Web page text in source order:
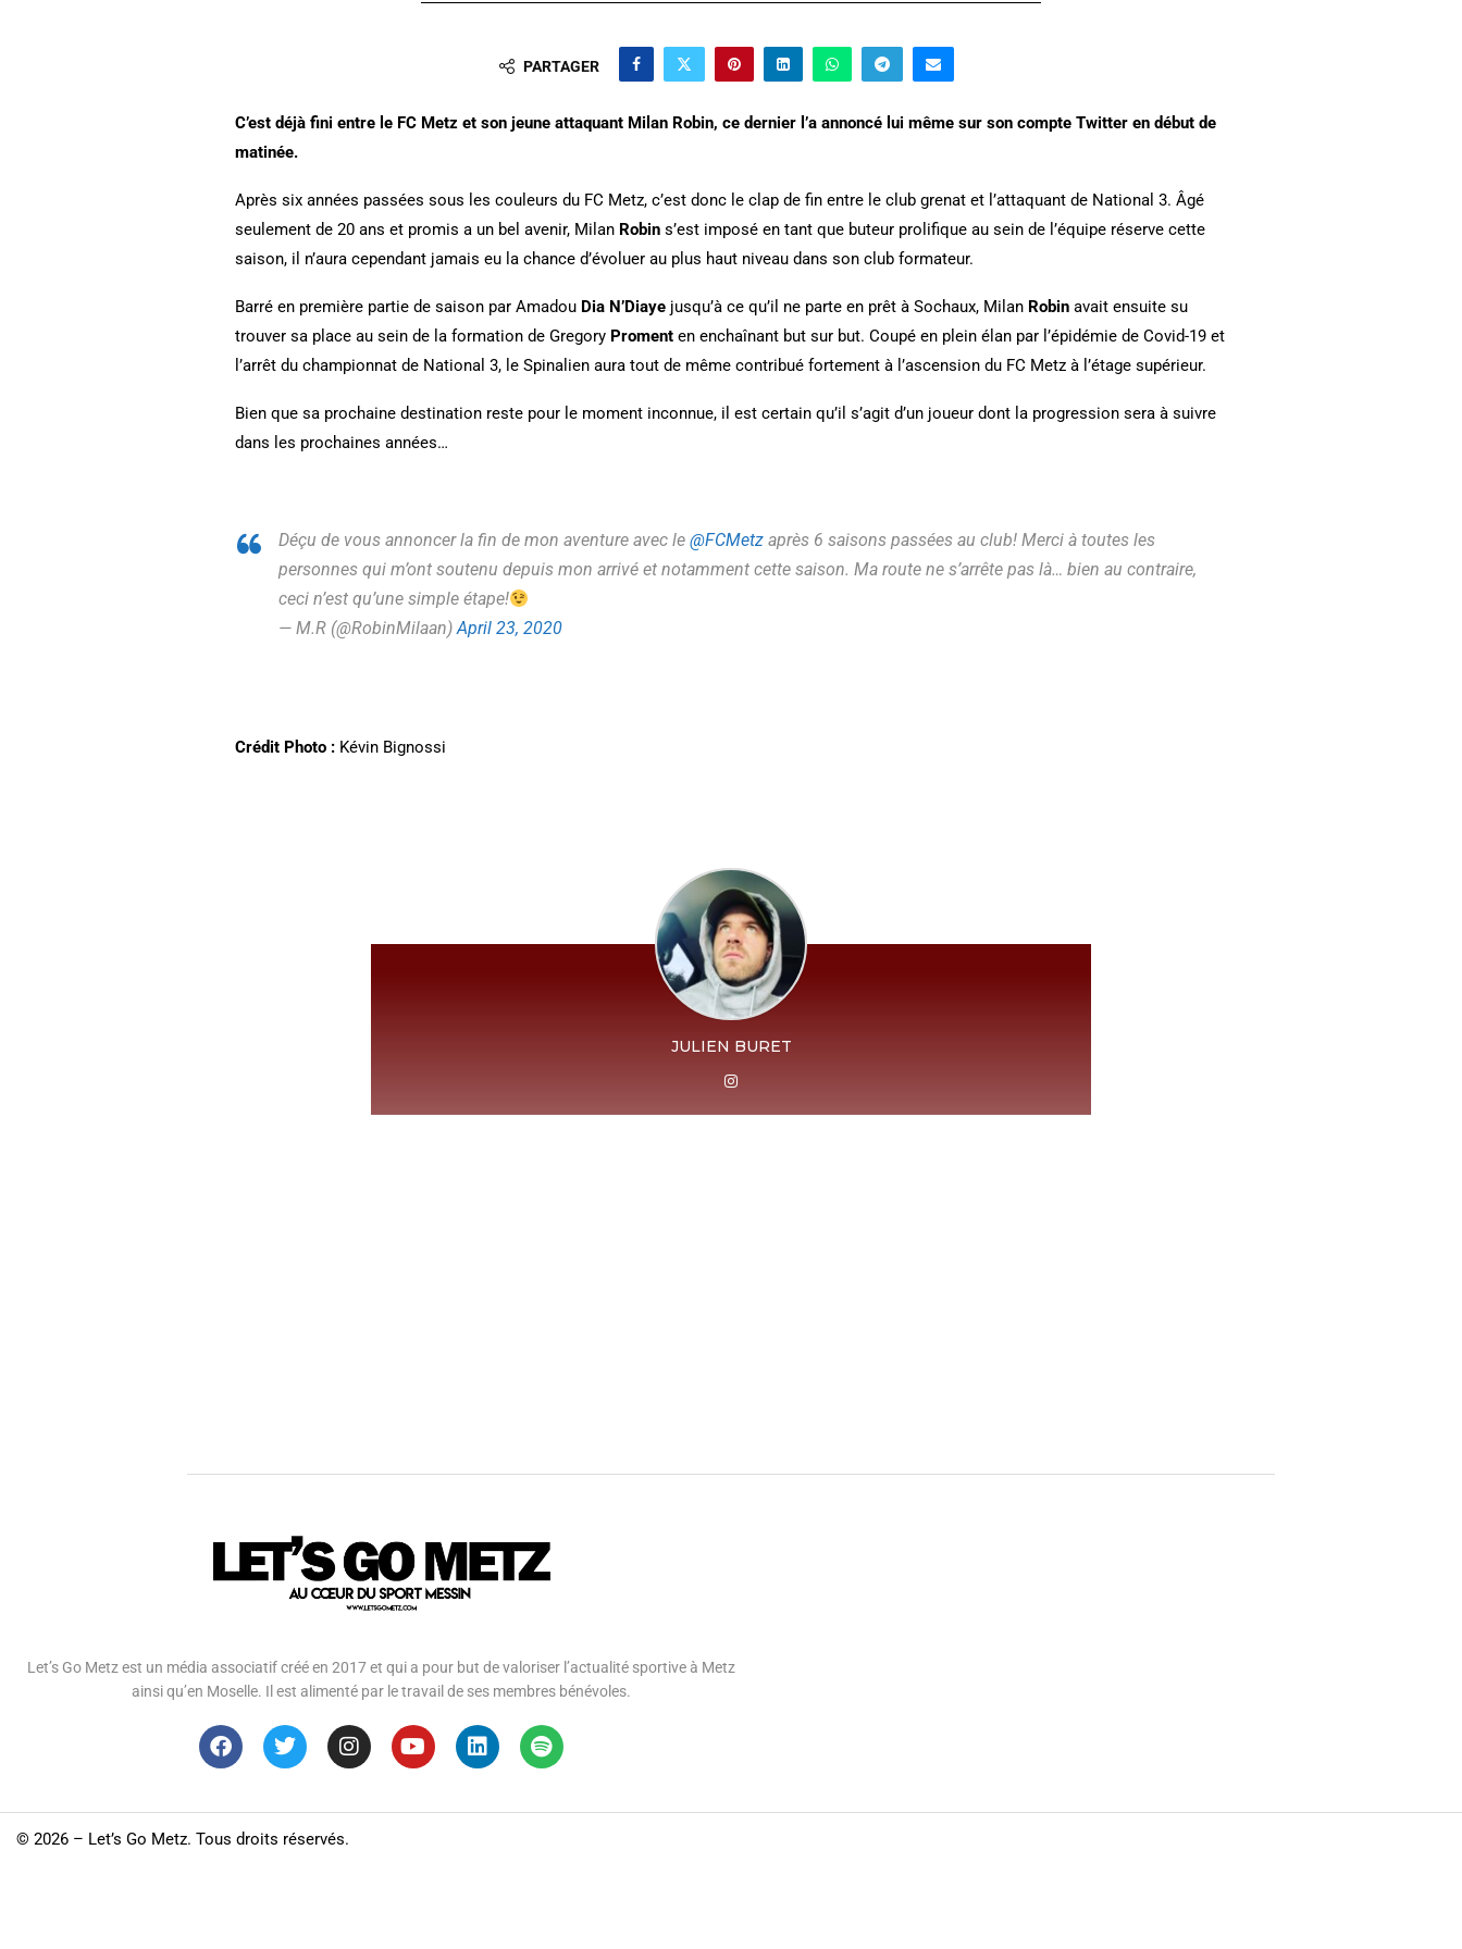
PARTAGER
C’est déjà fini entre le FC Metz et son jeune attaquant Milan Robin, ce dernier l’a annoncé lui même sur son compte Twitter en début de
matinée.
Après six années passées sous les couleurs du FC Metz, c’est donc le clap de fin entre le club grenat et l’attaquant de National 3. Âgé
seulement de 20 ans et promis a un bel avenir, Milan Robin s’est imposé en tant que buteur prolifique au sein de l’équipe réserve cette
saison, il n’aura cependant jamais eu la chance d’évoluer au plus haut niveau dans son club formateur.
Barré en première partie de saison par Amadou Dia N’Diaye jusqu’à ce qu’il ne parte en prêt à Sochaux, Milan Robin avait ensuite su
trouver sa place au sein de la formation de Gregory Proment en enchaînant but sur but. Coupé en plein élan par l’épidémie de Covid-19 et
l’arrêt du championnat de National 3, le Spinalien aura tout de même contribué fortement à l’ascension du FC Metz à l’étage supérieur.
Bien que sa prochaine destination reste pour le moment inconnue, il est certain qu’il s’agit d’un joueur dont la progression sera à suivre
dans les prochaines années…
Déçu de vous annoncer la fin de mon aventure avec le @FCMetz après 6 saisons passées au club! Merci à toutes les
personnes qui m’ont soutenu depuis mon arrivé et notamment cette saison. Ma route ne s’arrête pas là… bien au contraire,
ceci n’est qu’une simple étape!
— M.R (@RobinMilaan)April 23, 2020
Crédit Photo : Kévin Bignossi
JULIEN BURET
Let’s Go Metz est un média associatif créé en 2017 et qui a pour but de valoriser l’actualité sportive à Metz
ainsi qu’en Moselle. Il est alimenté par le travail de ses membres bénévoles.
© 2026 – Let’s Go Metz. Tous droits réservés.